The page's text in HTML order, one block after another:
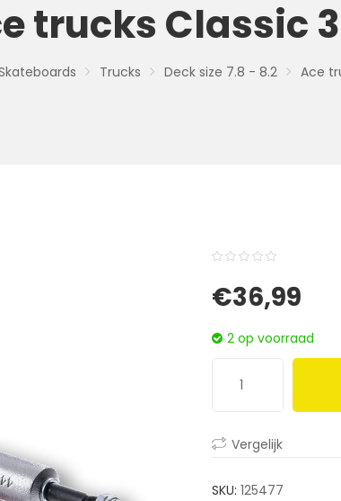
trucks Classic
Trucks Deck size 7.8 - 8.2 Ace
out
based
€36,99
2 op voorraad
Vergelijk
SKU: 125477